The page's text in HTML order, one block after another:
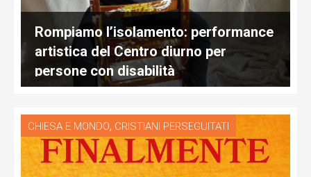
Rompiamo l’isolamento: performance
artistica del Centro diurno per
persone con disabilità
CHIESA E MONDO, CRISTIANI PERSEGUITATI